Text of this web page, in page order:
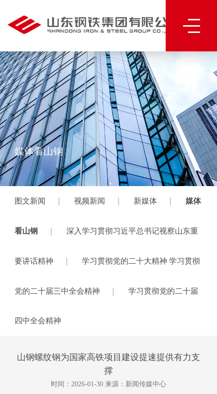
媒体看山钢
图文新闻 | 视频新闻 | 新媒体 | 媒体
看山钢 | 深入学习贯彻习近平总书记视察山东重
要讲话精神 | 学习贯彻党的二十大精神 学习贯彻
党的二十届三中全会精神 | 学习贯彻党的二十届
四中全会精神
山钢螺纹钢为国家高铁项目建设提速提供有力支
撑
时间：2026-01-30 来源：新闻传媒中心